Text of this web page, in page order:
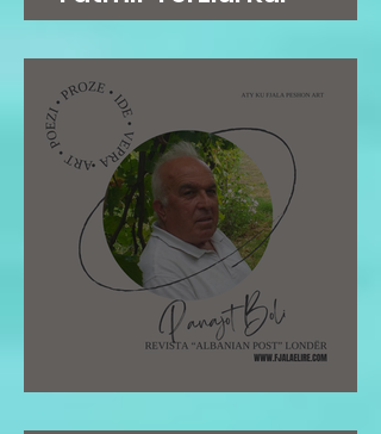
mirësia është në gen
Pano Boli: STOLI I POETIT